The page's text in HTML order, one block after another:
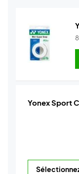
Yonex Sport